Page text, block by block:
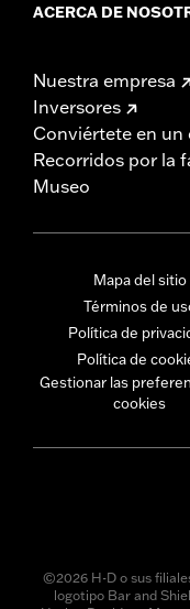
ACERCA DE
Nuestra empresa
Inversores
Conviértete en un
Recorridos por la
Museo
Mapa del sitio
Términos de
Política de
Política de
Gestionar las
cookies
©2026 H-D o sus
logotipo Bar and